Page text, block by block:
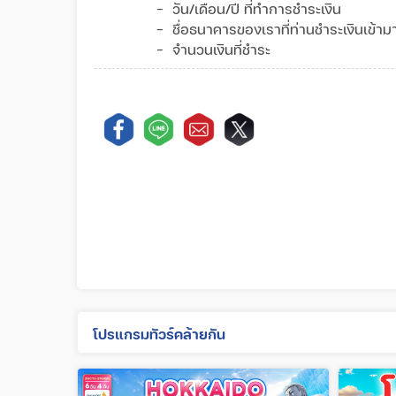
- วัน/เดือน/ปี ที่ทำการชำระเงิน
- ชื่อธนาคารของเราที่ท่านชำระเงินเข้
- จำนวนเงินที่ชำระ
โปรแกรมทัวร์คล้ายกัน